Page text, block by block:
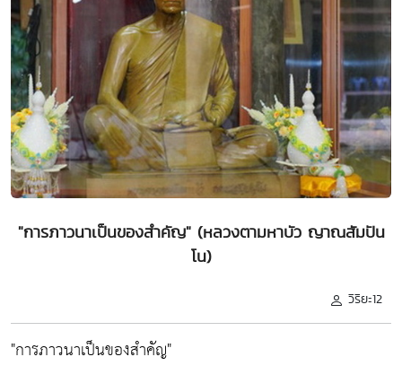
"การภาวนาเป็นของสำคัญ" (หลวงตามหาบัว ญาณสัมปัน
โน)
วิริยะ12
"การภาวนาเป็นของสำคัญ"